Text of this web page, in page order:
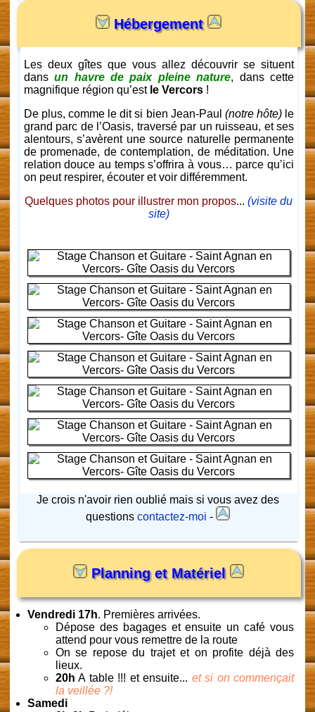
Hébergement
Les deux gîtes que vous allez découvrir se situent
dansun havre de paix pleine nature, dans cette
magnifique région qu’est le Vercors!
De plus, comme le dit si bien Jean-Paul (notre hôte) le
grand parc de l’Oasis, traversé par un ruisseau, et ses
alentours, s’avèrent une source naturelle permanente
de promenade, de contemplation, de méditation. Une
relation douce au temps s’offrira à vous… parce qu’ici
on peut respirer, écouter et voir différemment.
Quelques photos pour illustrer mon propos...(visite du
site)
Je crois n'avoir rien oublié mais si vous avez des
questionscontactez-moi -
Planning et Matériel
Vendredi 17h. Premières arrivées.
Dépose des bagages et ensuite un café vous
attend pour vous remettre de la route
On se repose du trajet et on profite déjà des
lieux.
20h A table !!! et ensuite... et si on commençait
la veillée ?!
Samedi